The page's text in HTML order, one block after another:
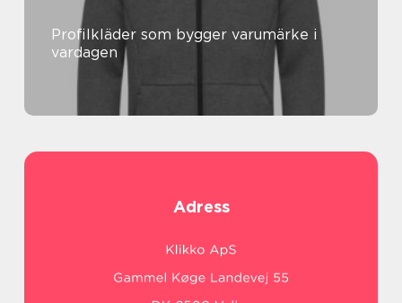
Profilkläder som bygger varumärke i
vardagen
Adress